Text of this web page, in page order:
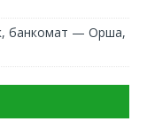
банкомат — Орша,